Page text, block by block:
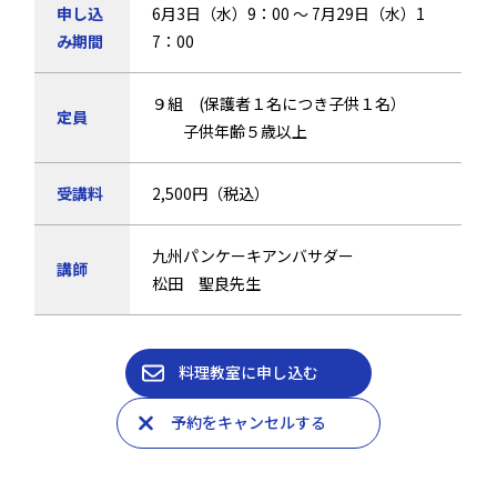
申し込
み期間
6月3日（水）9：00 ～ 7月29日（水）1
7：00
定員
９組 (保護者１名につき子供１名）
子供年齢５歳以上
受講料 2,500円（税込）
講師
九州パンケーキアンバサダー
松田 聖良先生
料理教室に申し込む
予約をキャンセルする